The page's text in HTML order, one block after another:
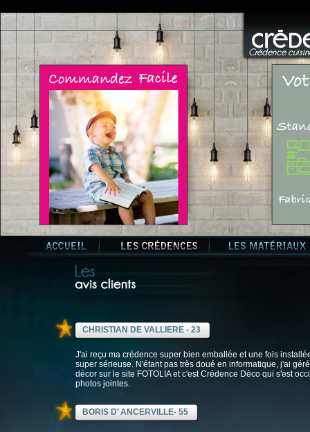
Crédence
CHRISTIAN DE VALLIERE - 23
J'ai reçu ma crédence super bien emballée et une fois
super sérieuse. N'étant pas très doué en informatique, j'ai
décor sur le site FOTOLIA et c'est Crédence Déco qui s'est
photos jointes.
BORIS D’ ANCERVILLE- 55